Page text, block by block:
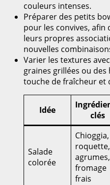
couleurs intenses.
Préparer des petits
pour les convives, afin
leurs propres
nouvelles
Varier les textures
graines grillées ou
touche de fraîcheur et
Idée
clés
Salade
colorée
Chioggia,
roquette,
agrumes,
fromage
frais